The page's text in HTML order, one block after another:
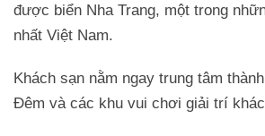
được biển Nha Trang, một trong
nhất Việt Nam.
Khách sạn nằm ngay trung tâm
Đêm và các khu vui chơi giải trí